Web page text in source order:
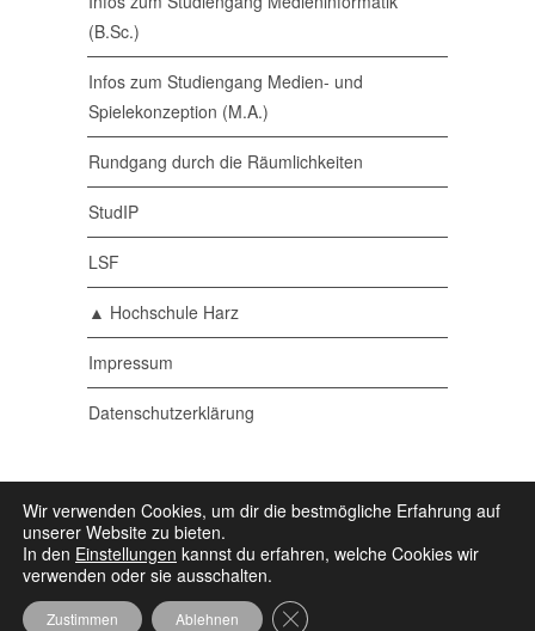
(B.Sc.)
Infos zum Studiengang Medien- und
Spielekonzeption (M.A.)
Rundgang durch die Räumlichkeiten
StudIP
LSF
▲ Hochschule Harz
Impressum
Datenschutzerklärung
© 2026 Medieninformatik •Ein Studiengang der
▲ Hochschule Harz • Powered byWordpress•
Some icons byIcons8
Wir verwenden Cookies, um dir die bestmögliche Erfahrung auf
unserer Website zu bieten.
In den Einstellungen kannst du erfahren, welche Cookies wir
verwenden oder sie ausschalten.
Zustimmen Ablehnen GDPR Cookie-Banner schließen